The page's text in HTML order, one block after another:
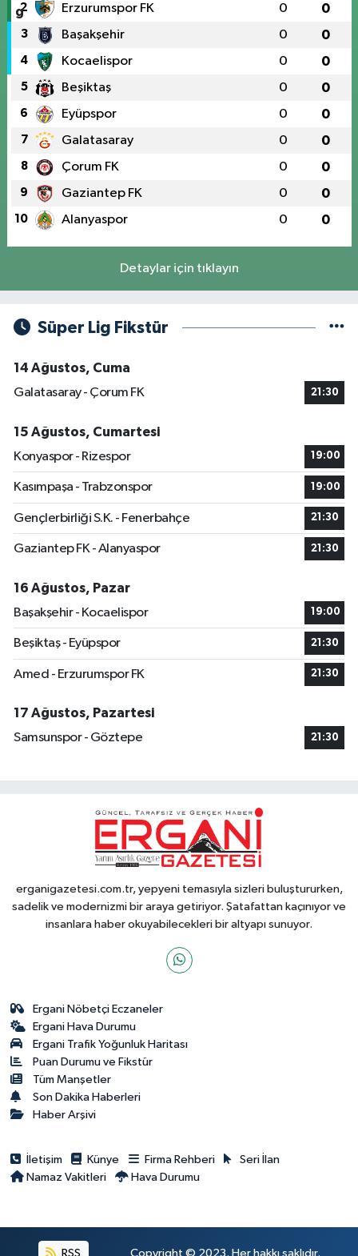
2 Erzurumspor FK 0 0
3 Başakşehir 0 0
4 Kocaelispor 0 0
5 Beşiktaş 0 0
6 Eyüpspor 0 0
7 Galatasaray 0 0
8 Çorum FK 0 0
9 Gaziantep FK 0 0
10 Alanyaspor 0 0
Detaylar için tıklayın
Süper Lig Fikstür
14 Ağustos, Cuma
Galatasaray - Çorum FK
21:30
15 Ağustos, Cumartesi
Konyaspor - Rizespor
19:00
Kasımpaşa - Trabzonspor 19:00
Gençlerbirliği S.K. - Fenerbahçe 21:30
Gaziantep FK - Alanyaspor 21:30
16 Ağustos, Pazar
Başakşehir - Kocaelispor
19:00
Beşiktaş - Eyüpspor 21:30
Amed - Erzurumspor FK 21:30
17 Ağustos, Pazartesi
Samsunspor - Göztepe
21:30
erganigazetesi.com.tr, yepyeni temasıyla sizleri buluştururken,
sadelik ve modernizmi bir araya getiriyor. Şatafattan kaçınıyor ve
insanlara haber okuyabilecekleri bir altyapı sunuyor.
Ergani Nöbetçi Eczaneler
Ergani Hava Durumu
Ergani Trafik Yoğunluk Haritası
Puan Durumu ve Fikstür
Tüm Manşetler
Son Dakika Haberleri
Haber Arşivi
İletişim Künye Firma Rehberi
Seri İlan
Namaz Vakitleri
Hava Durumu
RSS Copyright © 2023. Her hakkı saklıdır.